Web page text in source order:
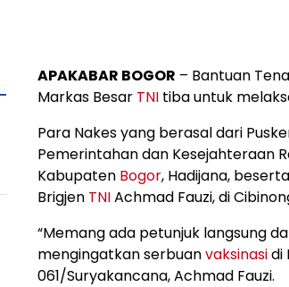
APAKABAR BOGOR – Bantuan
Markas Besar TNI tiba untuk
Para Nakes yang berasal dari
Pemerintahan dan Kesejahteraan
Kabupaten Bogor, Hadijana,
Brigjen TNIAchmad Fauzi, di
“Memang ada petunjuk langsung
mengingatkan serbuanvaksinasidi
061/Suryakancana, Achmad Fauzi.